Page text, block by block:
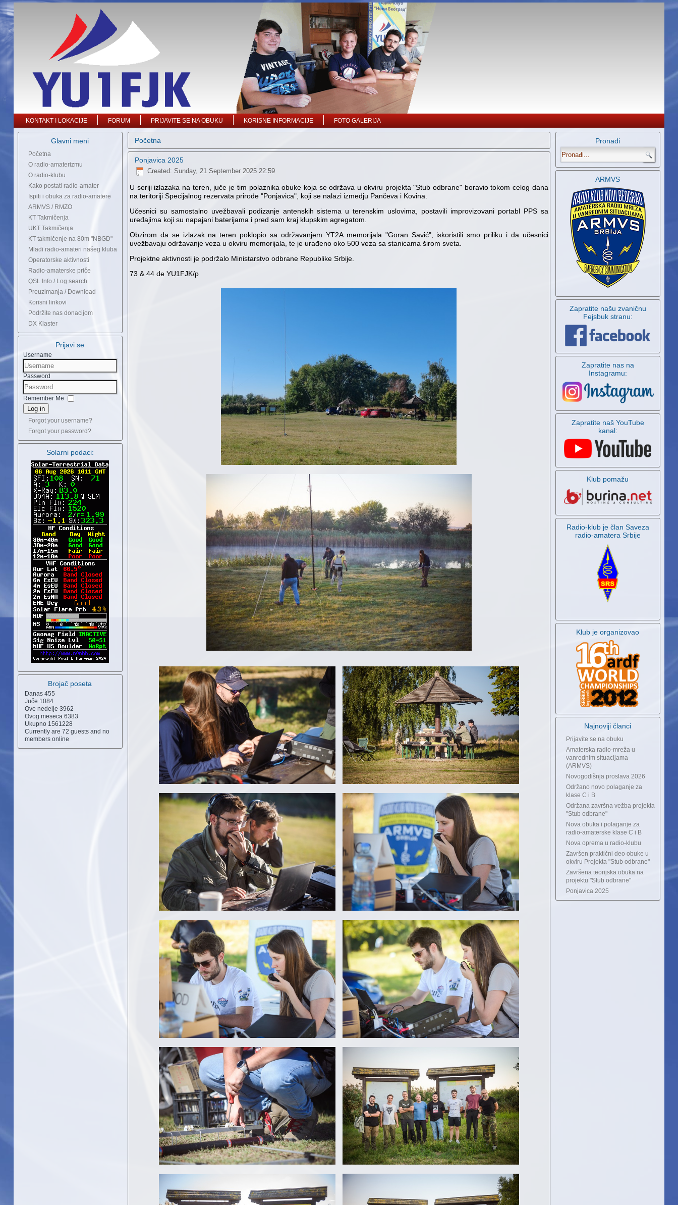
KONTAKT I LOKACIJE FORUM PRIJAVITE SE NA OBUKU KORISNE INFORMACIJE FOTO GALERIJA
Glavni meni
Početna
O radio-amaterizmu
O radio-klubu
Kako postati radio-amater
Ispiti i obuka za radio-amatere
ARMVS / RMZO
KT Takmičenja
UKT Takmičenja
KT takmičenje na 80m "NBGD"
Mladi radio-amateri našeg kluba
Operatorske aktivnosti
Radio-amaterske priče
QSL Info / Log search
Preuzimanja / Download
Korisni linkovi
Podržite nas donacijom
DX Klaster
Prijavi se
Username
Password
Remember Me
Log in
Forgot your username?
Forgot your password?
Solarni podaci:
Brojač poseta
Danas 455
Juče 1084
Ove nedelje 3962
Ovog meseca 6383
Ukupno 1561228
Currently are 72 guests and no
members online
Početna
Ponjavica 2025
Created: Sunday, 21 September 2025 22:59
U seriji izlazaka na teren, juče je tim polaznika obuke koja se održava u okviru projekta "Stub odbrane" boravio tokom celog dana
na teritoriji Specijalnog rezervata prirode "Ponjavica", koji se nalazi izmedju Pančeva i Kovina.
Učesnici su samostalno uvežbavali podizanje antenskih sistema u terenskim uslovima, postavili improvizovani portabl PPS sa
uređajima koji su napajani baterijama i pred sam kraj klupskim agregatom.
Obzirom da se izlazak na teren poklopio sa održavanjem YT2A memorijala "Goran Savić", iskoristili smo priliku i da učesnici
uvežbavaju održavanje veza u okviru memorijala, te je urađeno oko 500 veza sa stanicama širom sveta.
Projektne aktivnosti je podržalo Ministarstvo odbrane Republike Srbije.
73 & 44 de YU1FJK/p
Pronađi
.
ARMVS
Zapratite našu zvaničnu
Fejsbuk stranu:
Zapratite nas na
Instagramu:
Zapratite naš YouTube
kanal:
Klub pomažu
Radio-klub je član Saveza
radio-amatera Srbije
Klub je organizovao
Najnoviji članci
Prijavite se na obuku
Amaterska radio-mreža u
vanrednim situacijama
(ARMVS)
Novogodišnja proslava 2026
Održano novo polaganje za
klase C i B
Održana završna vežba projekta
"Stub odbrane"
Nova obuka i polaganje za
radio-amaterske klase C i B
Nova oprema u radio-klubu
Završen praktični deo obuke u
okviru Projekta "Stub odbrane"
Završena teorijska obuka na
projektu "Stub odbrane"
Ponjavica 2025